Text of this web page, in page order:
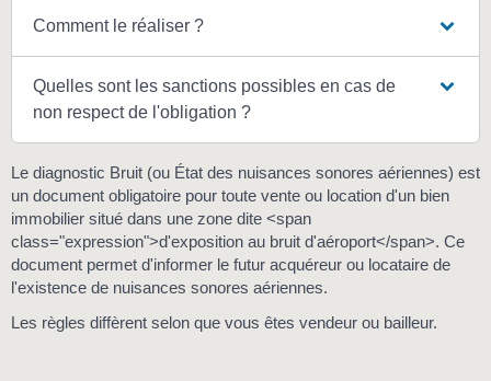
Comment le réaliser ?
Quelles sont les sanctions possibles en cas de
non respect de l'obligation ?
Le diagnostic Bruit (ou État des nuisances sonores aériennes) est
un document obligatoire pour toute vente ou location d'un bien
immobilier situé dans une zone dite <span
class="expression">d'exposition au bruit d'aéroport</span>. Ce
document permet d'informer le futur acquéreur ou locataire de
l'existence de nuisances sonores aériennes.
Les règles diffèrent selon que vous êtes vendeur ou bailleur.